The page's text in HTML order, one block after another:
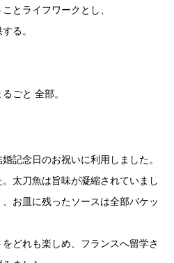
とライフワークとし、
る。
ごと 全部。
記念日のお祝いに利用しました。
太刀魚は旨味が凝縮されていまし
お皿に残ったソースは全部バケッ
どれも楽しめ、フランスへ留学さ